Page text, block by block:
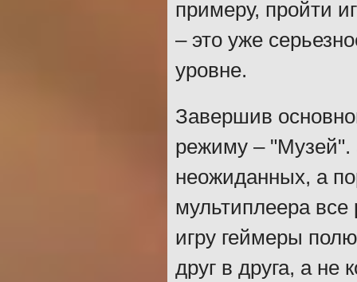
примеру, пройти
– это уже
уровне.
Завершив
режиму – "Музей".
неожиданных, а
мультиплеера все
игру геймеры
друг в друга, а не